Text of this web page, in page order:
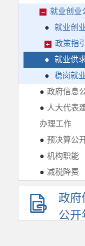
就业创业
●
就业创
政策指引
●
就业供
●
稳岗就
● 政府信息
● 人大代表
办理工作
● 预决算公
● 机构职能
● 减税降费
政府
公开